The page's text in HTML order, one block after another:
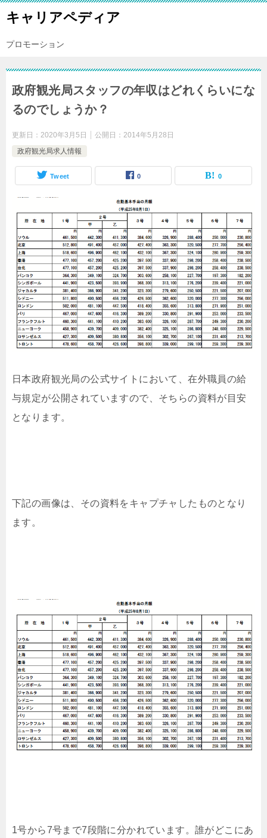
キャリアペディア
プロモーション
政府観光局スタッフの年収はどれくらいにな
るのでしょうか？
更新日： 2020年3月5日 公開日： 2014年5月28日
政府観光局求人情報
Tweet 0 0
日本政府観光局の公式サイトにおいて、在外職員の給
与規定が公開されていますので、そちらの資料が目安
となります。
下記の画像は、その資料をキャプチャしたものとなり
ます。
1号から7号まで7段階に分かれています。誰がどこにあ